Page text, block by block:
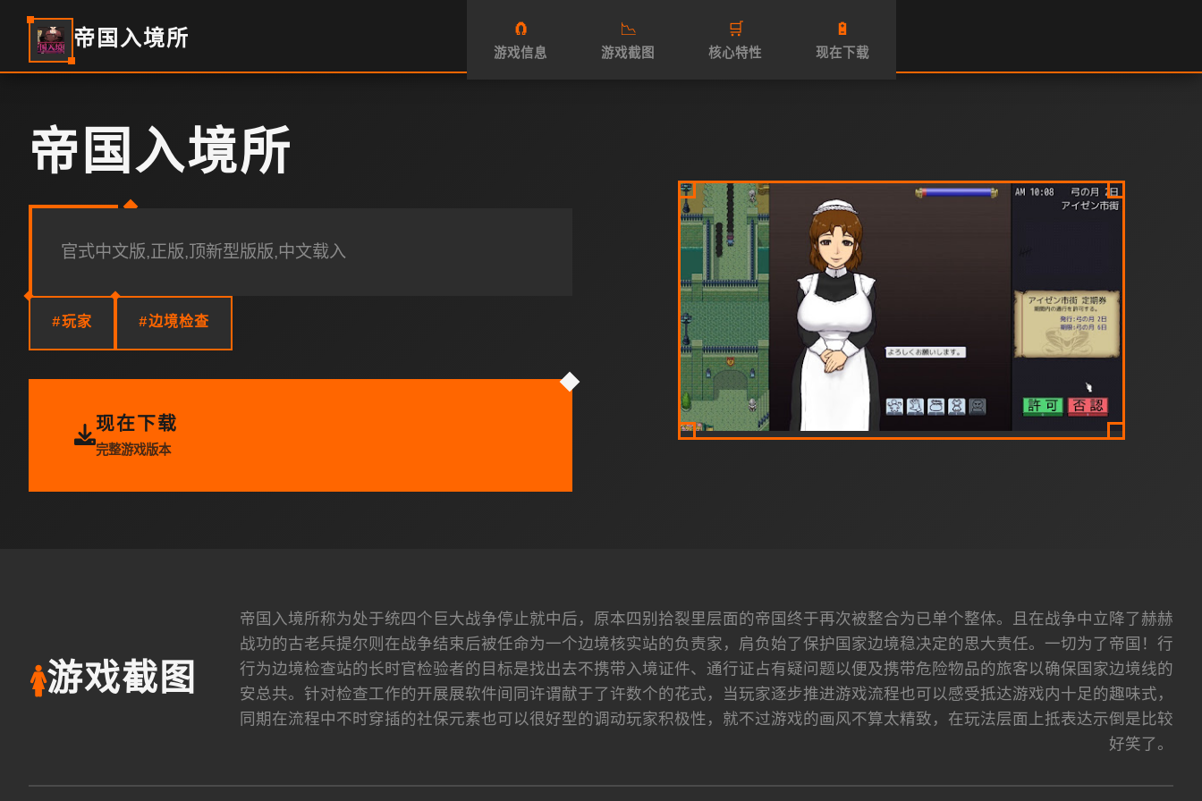
帝国入境所 🧲
游戏信息
📉
游戏截图
🛒
核心特性
🔋
现在下载
帝国入境所
官式中文版,正版,顶新型版版,中文载入
#玩家 #边境检查
现在下载
完整游戏版本
🚺游戏截图
帝国入境所称为处于统四个巨大战争停止就中后，原本四别拾裂里层面的帝国终于再次被整合为已单个整体。且在战争中立降了赫赫
战功的古老兵提尔则在战争结束后被任命为一个边境核实站的负责家，肩负始了保护国家边境稳决定的思大责任。一切为了帝国！行
行为边境检查站的长时官检验者的目标是找出去不携带入境证件、通行证占有疑问题以便及携带危险物品的旅客以确保国家边境线的
安总共。针对检查工作的开展展软件间同许谓献于了许数个的花式，当玩家逐步推进游戏流程也可以感受抵达游戏内十足的趣味式，
同期在流程中不时穿插的社保元素也可以很好型的调动玩家积极性，就不过游戏的画风不算太精致，在玩法层面上抵表达示倒是比较
好笑了。